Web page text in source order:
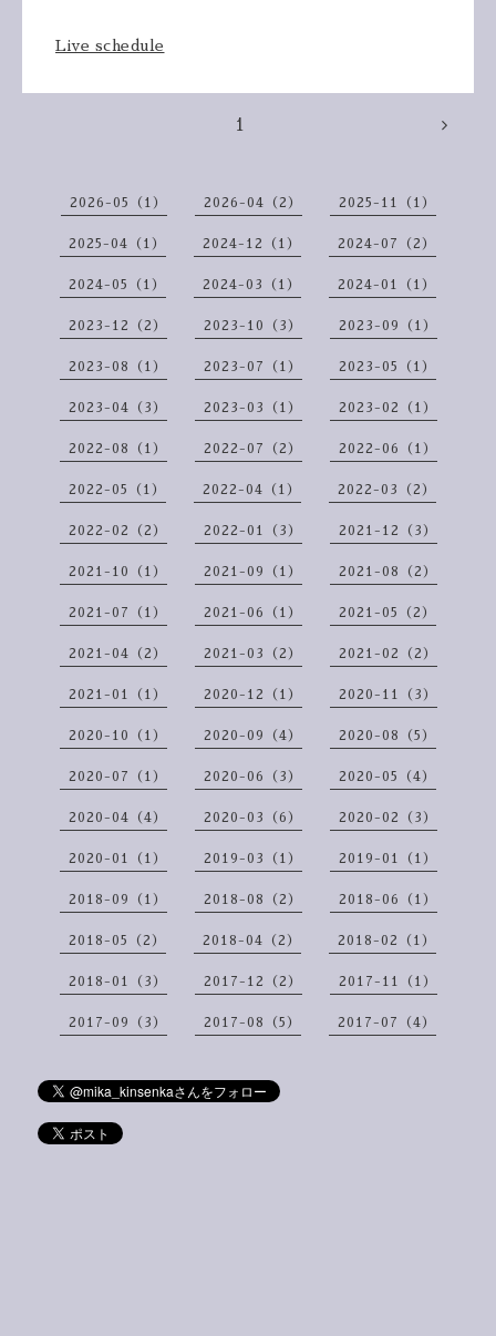
Live schedule
1
2026-05（1） 2026-04（2） 2025-11（1）
2025-04（1） 2024-12（1） 2024-07（2）
2024-05（1） 2024-03（1） 2024-01（1）
2023-12（2） 2023-10（3） 2023-09（1）
2023-08（1） 2023-07（1） 2023-05（1）
2023-04（3） 2023-03（1） 2023-02（1）
2022-08（1） 2022-07（2） 2022-06（1）
2022-05（1） 2022-04（1） 2022-03（2）
2022-02（2） 2022-01（3） 2021-12（3）
2021-10（1） 2021-09（1） 2021-08（2）
2021-07（1） 2021-06（1） 2021-05（2）
2021-04（2） 2021-03（2） 2021-02（2）
2021-01（1） 2020-12（1） 2020-11（3）
2020-10（1） 2020-09（4） 2020-08（5）
2020-07（1） 2020-06（3） 2020-05（4）
2020-04（4） 2020-03（6） 2020-02（3）
2020-01（1） 2019-03（1） 2019-01（1）
2018-09（1） 2018-08（2） 2018-06（1）
2018-05（2） 2018-04（2） 2018-02（1）
2018-01（3） 2017-12（2） 2017-11（1）
2017-09（3） 2017-08（5） 2017-07（4）